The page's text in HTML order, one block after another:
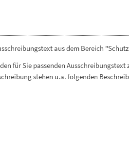
aus dem Bereich
den für Sie passenden Ausschreibungstext
stehen u.a. folgenden